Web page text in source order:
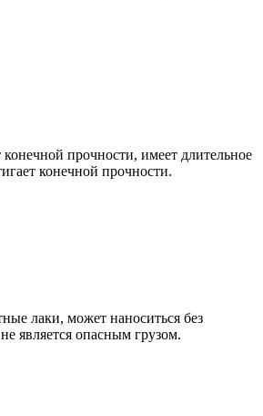
прочности, имеет длительное
конечной прочности.
лаки, может наноситься без
является опасным грузом.